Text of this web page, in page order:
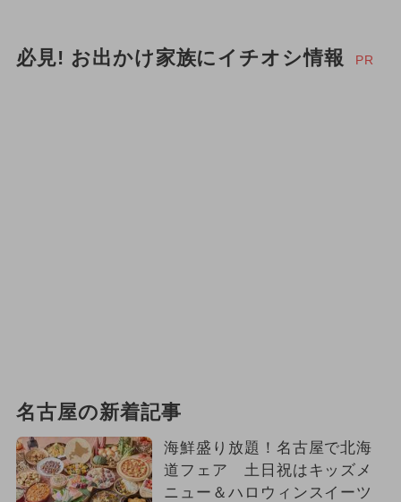
必見! お出かけ家族にイチオシ情報 PR
名古屋の新着記事
海鮮盛り放題！名古屋で北海
道フェア 土日祝はキッズメ
ニュー＆ハロウィンスイーツ